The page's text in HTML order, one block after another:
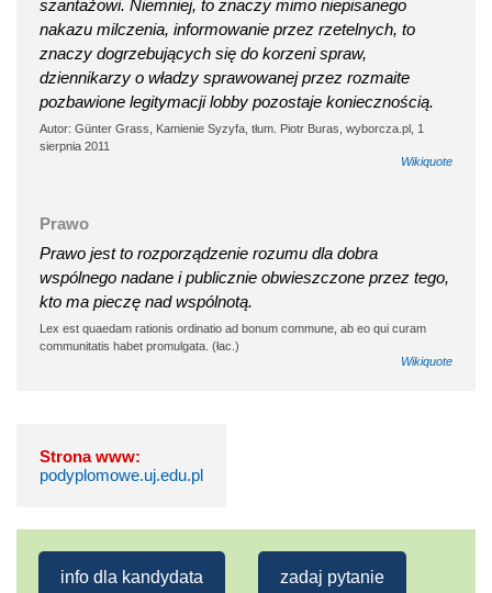
szantażowi. Niemniej, to znaczy mimo niepisanego
nakazu milczenia, informowanie przez rzetelnych, to
znaczy dogrzebujących się do korzeni spraw,
dziennikarzy o władzy sprawowanej przez rozmaite
pozbawione legitymacji lobby pozostaje koniecznością.
Autor: Günter Grass, Kamienie Syzyfa, tłum. Piotr Buras, wyborcza.pl, 1
sierpnia 2011
Wikiquote
Prawo
Prawo jest to rozporządzenie rozumu dla dobra
wspólnego nadane i publicznie obwieszczone przez tego,
kto ma pieczę nad wspólnotą.
Lex est quaedam rationis ordinatio ad bonum commune, ab eo qui curam
communitatis habet promulgata. (łac.)
Wikiquote
Strona www:
podyplomowe.uj.edu.pl
info dla kandydata zadaj pytanie